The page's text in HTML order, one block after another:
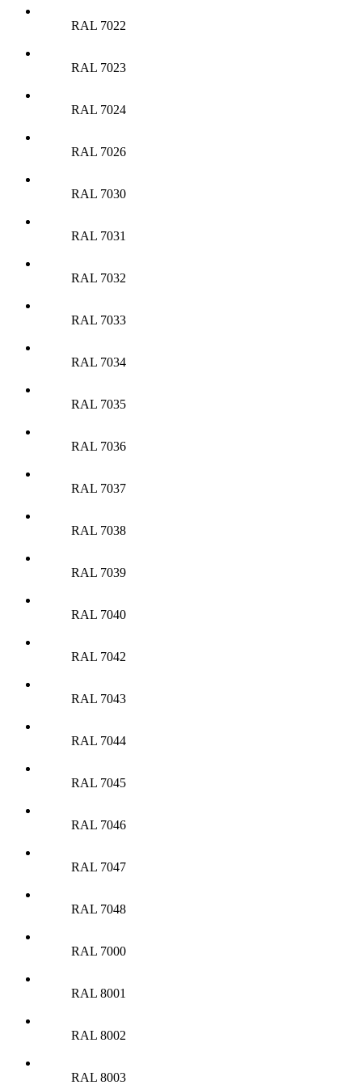
RAL 7022
RAL 7023
RAL 7024
RAL 7026
RAL 7030
RAL 7031
RAL 7032
RAL 7033
RAL 7034
RAL 7035
RAL 7036
RAL 7037
RAL 7038
RAL 7039
RAL 7040
RAL 7042
RAL 7043
RAL 7044
RAL 7045
RAL 7046
RAL 7047
RAL 7048
RAL 7000
RAL 8001
RAL 8002
RAL 8003